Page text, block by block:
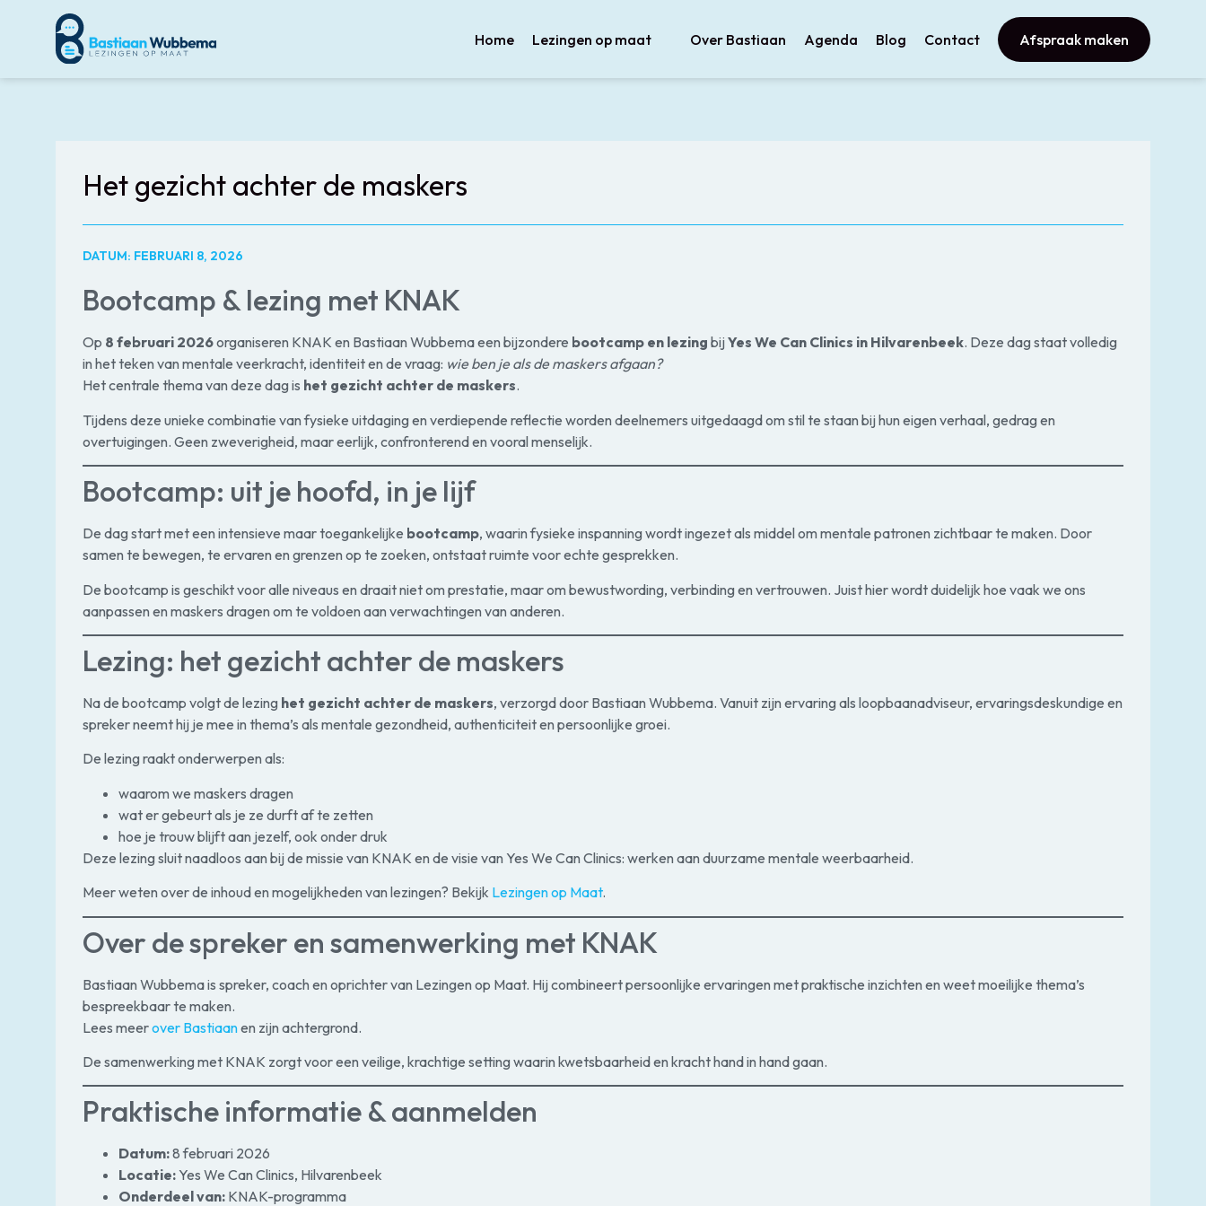
Home Lezingen op maat Over Bastiaan Agenda Blog Contact Afspraak maken
Het gezicht achter de maskers
DATUM: FEBRUARI 8, 2026
Bootcamp & lezing met KNAK
Op 8 februari 2026organiseren KNAK en Bastiaan Wubbema een bijzondere bootcamp en lezing bijYes We Can Clinics in Hilvarenbeek. Deze dag staat volledig
in het teken van mentale veerkracht, identiteit en de vraag: wie ben je als de maskers afgaan?
Het centrale thema van deze dag is het gezicht achter de maskers.
Tijdens deze unieke combinatie van fysieke uitdaging en verdiepende reflectie worden deelnemers uitgedaagd om stil te staan bij hun eigen verhaal, gedrag en
overtuigingen. Geen zweverigheid, maar eerlijk, confronterend en vooral menselijk.
Bootcamp: uit je hoofd, in je lijf
De dag start met een intensieve maar toegankelijke bootcamp, waarin fysieke inspanning wordt ingezet als middel om mentale patronen zichtbaar te maken. Door
samen te bewegen, te ervaren en grenzen op te zoeken, ontstaat ruimte voor echte gesprekken.
De bootcamp is geschikt voor alle niveaus en draait niet om prestatie, maar om bewustwording, verbinding en vertrouwen. Juist hier wordt duidelijk hoe vaak we ons
aanpassen en maskers dragen om te voldoen aan verwachtingen van anderen.
Lezing: het gezicht achter de maskers
Na de bootcamp volgt de lezing het gezicht achter de maskers, verzorgd door Bastiaan Wubbema. Vanuit zijn ervaring als loopbaanadviseur, ervaringsdeskundige en
spreker neemt hij je mee in thema’s als mentale gezondheid, authenticiteit en persoonlijke groei.
De lezing raakt onderwerpen als:
waarom we maskers dragen
wat er gebeurt als je ze durft af te zetten
hoe je trouw blijft aan jezelf, ook onder druk
Deze lezing sluit naadloos aan bij de missie van KNAK en de visie van Yes We Can Clinics: werken aan duurzame mentale weerbaarheid.
Meer weten over de inhoud en mogelijkheden van lezingen? Bekijk Lezingen op Maat.
Over de spreker en samenwerking met KNAK
Bastiaan Wubbema is spreker, coach en oprichter van Lezingen op Maat. Hij combineert persoonlijke ervaringen met praktische inzichten en weet moeilijke thema’s
bespreekbaar te maken.
Lees meerover Bastiaanen zijn achtergrond.
De samenwerking met KNAK zorgt voor een veilige, krachtige setting waarin kwetsbaarheid en kracht hand in hand gaan.
Praktische informatie & aanmelden
Datum:8 februari 2026
Locatie: Yes We Can Clinics, Hilvarenbeek
Onderdeel van: KNAK-programma